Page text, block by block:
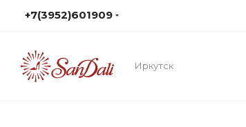
+7(3952)601909
Иркутск